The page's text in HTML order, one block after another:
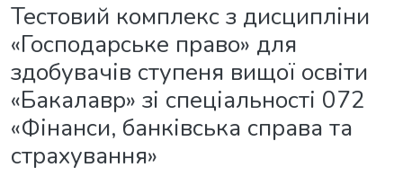
Тестовий комплекс з дисципліни
«Господарське право» для
здобувачів ступеня вищої освіти
«Бакалавр» зі спеціальності 072
«Фінанси‚ банківська справа та
страхування»